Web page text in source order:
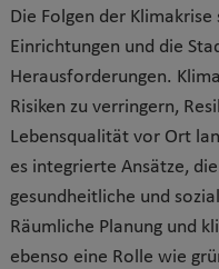
Die Folgen der
Einrichtungen und die
Herausforderungen.
Risiken zu verringern,
Lebensqualität vor Ort
es integrierte Ansätze,
gesundheitliche und
Räumliche Planung und
ebenso eine Rolle wie